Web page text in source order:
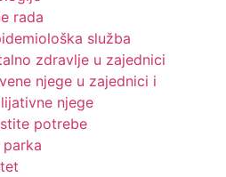
rada
služba
zdravlje u zajednici
njege u zajednici i
njege
potrebe